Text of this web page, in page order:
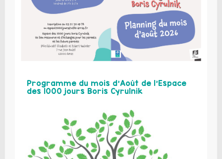
Programme du mois d’Août de l’Espace
des 1000 jours Boris Cyrulnik